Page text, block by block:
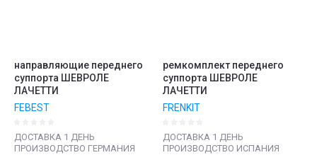
направляющие переднего
суппорта ШЕВРОЛЕ
ЛАЧЕТТИ
FEBEST
ДОСТАВКА 1 ДЕНЬ
ПРОИЗВОДСТВО ГЕРМАНИЯ
ремкомплект переднего
суппорта ШЕВРОЛЕ
ЛАЧЕТТИ
FRENKIT
ДОСТАВКА 1 ДЕНЬ
ПРОИЗВОДСТВО ИСПАНИЯ